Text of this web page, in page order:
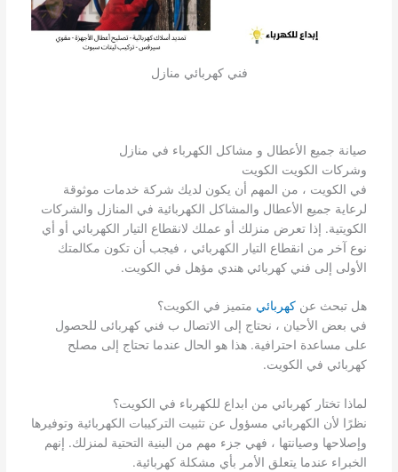
فني كهربائي منازل
صيانة جميع الأعطال و مشاكل الكهرباء في منازل
وشركات الكويت الكويت
في الكويت ، من المهم أن يكون لديك شركة خدمات موثوقة
لرعاية جميع الأعطال والمشاكل الكهربائية في المنازل والشركات
الكويتية. إذا تعرض منزلك أو عملك لانقطاع التيار الكهربائي أو أي
نوع آخر من انقطاع التيار الكهربائي ، فيجب أن تكون مكالمتك
الأولى إلى فني كهربائي هندي مؤهل في الكويت.
هل تبحث عن كهربائي متميز في الكويت؟
في بعض الأحيان ، نحتاج إلى الاتصال ب فني كهربائى للحصول
على مساعدة احترافية. هذا هو الحال عندما تحتاج إلى مصلح
كهربائي في الكويت.
لماذا تختار كهربائي من ابداع للكهرباء في الكويت؟
نظرًا لأن الكهربائي مسؤول عن تثبيت التركيبات الكهربائية وتوفيرها
وإصلاحها وصيانتها ، فهي جزء مهم من البنية التحتية لمنزلك. إنهم
الخبراء عندما يتعلق الأمر بأي مشكلة كهربائية.